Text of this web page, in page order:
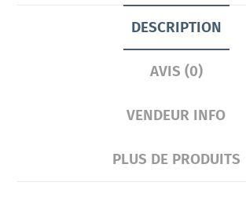
DESCRIPTION
AVIS (0)
VENDEUR INFO
PLUS DE PRODUITS